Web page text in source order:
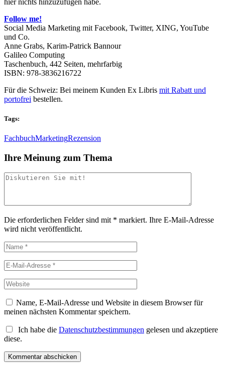
Follow me!
Social Media Marketing mit Facebook, Twitter, XING, YouTube
und Co.
Anne Grabs, Karim-Patrick Bannour
Galileo Computing
Taschenbuch, 442 Seiten, mehrfarbig
ISBN: 978-3836216722
Für die Schweiz: Bei meinem Kunden Ex Libris mit Rabatt und
portofrei bestellen.
Tags:
FachbuchMarketingRezension
Ihre Meinung zum Thema
Die erforderlichen Felder sind mit * markiert. Ihre E-Mail-Adresse
wird nicht veröffentlicht.
Name, E-Mail-Adresse und Website in diesem Browser für
meinen nächsten Kommentar speichern.
Ich habe die Datenschutzbestimmungen gelesen und akzeptiere
diese.